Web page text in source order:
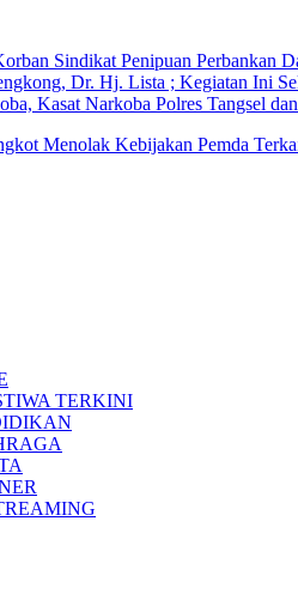
Sindikat Penipuan Perbankan
Dr. Hj. Lista ; Kegiatan Ini
Kasat Narkoba Polres Tangsel
TERKINI